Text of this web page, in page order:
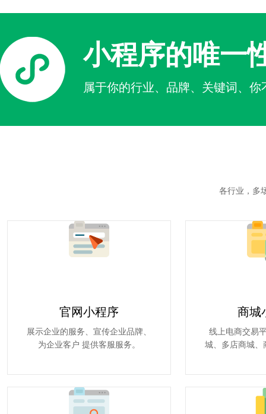
小程序的唯一
属于你的行业、品牌、关键词、
各行业，多
官网小程序
展示企业的服务、宣传企业品牌、
为企业客户 提供客服服务。
商城
线上电商交易
城、多店商城、